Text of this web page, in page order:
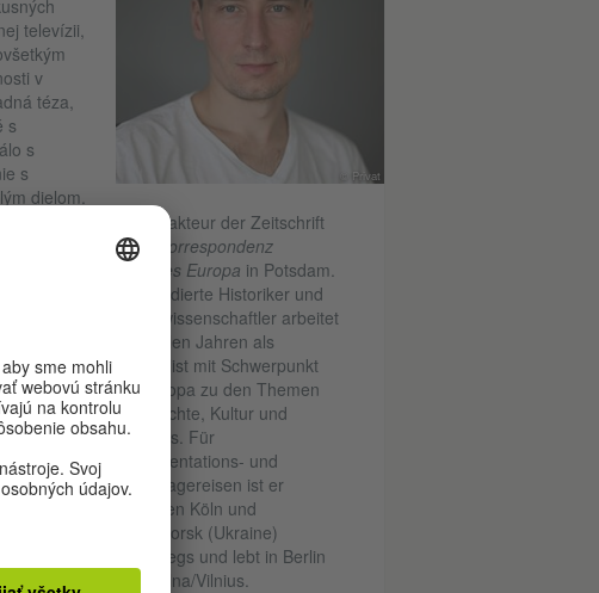
televízii,
v
téza,
s
s
s
dielom.
pole
– k tomu
–
vety
Je
v nich
© Privat
ist Redakteur der Zeitschrift
Kulturkorrespondenz
östliches Europa in Potsdam.
Der studierte Historiker und
Sozialwissenschaftler arbeitet
seit vielen Jahren als
Journalist mit Schwerpunkt
Osteuropa zu den Themen
Geschichte, Kultur und
Soziales. Für
Dokumentations- und
Reportagereisen ist er
zwischen Köln und
Kramatorsk (Ukraine)
unterwegs und lebt in Berlin
und Wilna/Vilnius.